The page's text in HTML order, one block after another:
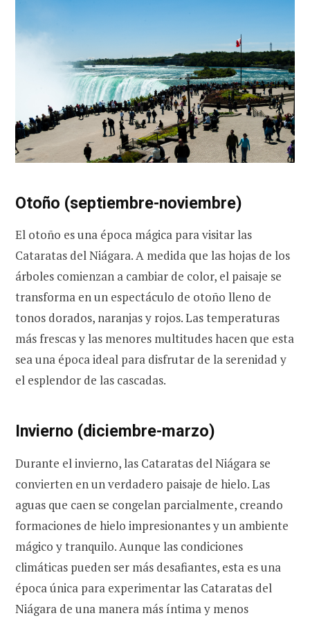
Otoño (septiembre-noviembre)
El otoño es una época mágica para visitar las
Cataratas del Niágara. A medida que las hojas de los
árboles comienzan a cambiar de color, el paisaje se
transforma en un espectáculo de otoño lleno de
tonos dorados, naranjas y rojos. Las temperaturas
más frescas y las menores multitudes hacen que esta
sea una época ideal para disfrutar de la serenidad y
el esplendor de las cascadas.
Invierno (diciembre-marzo)
Durante el invierno, las Cataratas del Niágara se
convierten en un verdadero paisaje de hielo. Las
aguas que caen se congelan parcialmente, creando
formaciones de hielo impresionantes y un ambiente
mágico y tranquilo. Aunque las condiciones
climáticas pueden ser más desafiantes, esta es una
época única para experimentar las Cataratas del
Niágara de una manera más íntima y menos